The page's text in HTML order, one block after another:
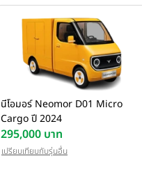
นีโอมอร์ Neomor D01 Micro
Cargo ปี 2024
295,000 บาท
เปรียบเทียบกับรุ่นอื่น